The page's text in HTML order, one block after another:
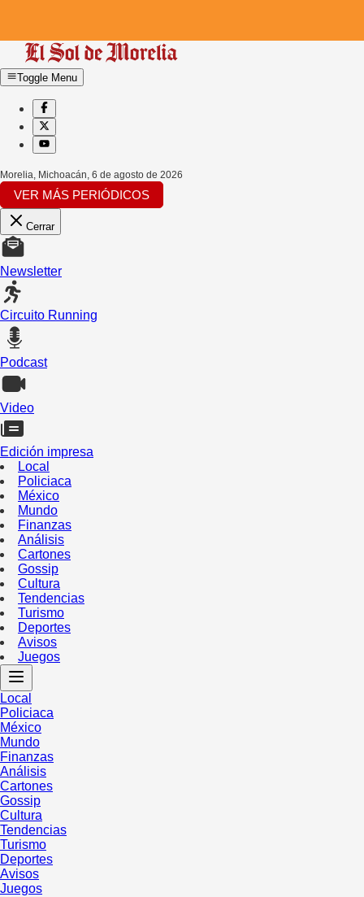
Toggle Menu
Morelia, Michoacán, 6 de agosto de 2026
VER MÁS PERIÓDICOS
Cerrar
Newsletter
Circuito Running
Podcast
Video
Edición impresa
Local
Policiaca
México
Mundo
Finanzas
Análisis
Cartones
Gossip
Cultura
Tendencias
Turismo
Deportes
Avisos
Juegos
Local
Policiaca
México
Mundo
Finanzas
Análisis
Cartones
Gossip
Cultura
Tendencias
Turismo
Deportes
Avisos
Juegos